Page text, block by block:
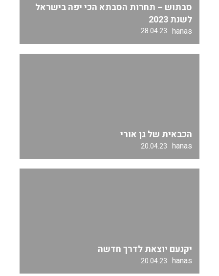
סבתוש – תחרות הסבתא הכי יפה בישראל
לשנת 2023
hanas
28.04.23
הכבאית של גן אורי
hanas
20.04.23
יקנעם יוצאת לדרך חדשה
hanas
20.04.23